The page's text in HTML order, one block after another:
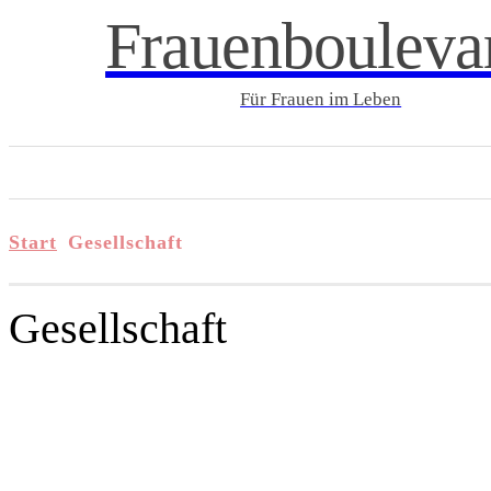
Für Frauen im Leben
Start Gesellschaft
Gesellschaft